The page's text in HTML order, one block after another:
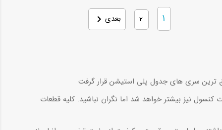
1
2 بعدی 
کنسول نیز بیشتر خواهد شد اما نگران نباشید. کلیه قطعات